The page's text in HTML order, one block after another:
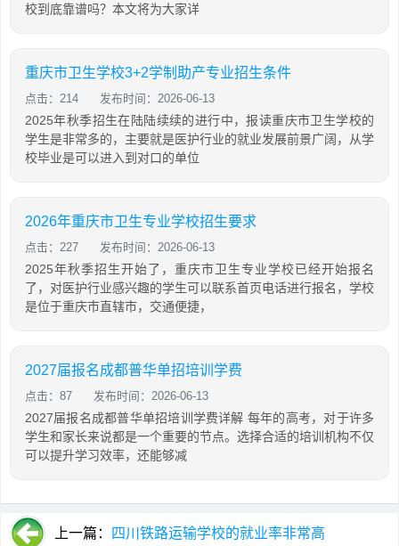
校到底靠谱吗？本文将为大家详
重庆市卫生学校3+2学制助产专业招生条件
点击：214 发布时间：2026-06-13
2025年秋季招生在陆陆续续的进行中，报读重庆市卫生学校的
学生是非常多的，主要就是医护行业的就业发展前景广阔，从学
校毕业是可以进入到对口的单位
2026年重庆市卫生专业学校招生要求
点击：227 发布时间：2026-06-13
2025年秋季招生开始了，重庆市卫生专业学校已经开始报名
了，对医护行业感兴趣的学生可以联系首页电话进行报名，学校
是位于重庆市直辖市，交通便捷，
2027届报名成都普华单招培训学费
点击：87 发布时间：2026-06-13
2027届报名成都普华单招培训学费详解 每年的高考，对于许多
学生和家长来说都是一个重要的节点。选择合适的培训机构不仅
可以提升学习效率，还能够减
上一篇： 四川铁路运输学校的就业率非常高